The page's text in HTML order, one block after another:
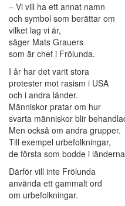
– Vi vill ha ett annat namn
och symbol som berättar om
vilket lag vi är,
säger Mats Grauers
som är chef i Frölunda.
I år har det varit stora
protester mot rasism i USA
och i andra länder.
Människor pratar om hur
svarta människor blir
Men också om andra grupper.
Till exempel urbefolkningar,
de första som bodde i
Därför vill inte Frölunda
använda ett gammalt ord
om urbefolkningar.